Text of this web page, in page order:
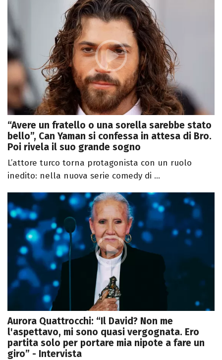
“Avere un fratello o una sorella sarebbe stato
bello”, Can Yaman si confessa in attesa di Bro.
Poi rivela il suo grande sogno
L’attore turco torna protagonista con un ruolo
inedito: nella nuova serie comedy di ...
Aurora Quattrocchi: “Il David? Non me
l'aspettavo, mi sono quasi vergognata. Ero
partita solo per portare mia nipote a fare un
giro” - Intervista